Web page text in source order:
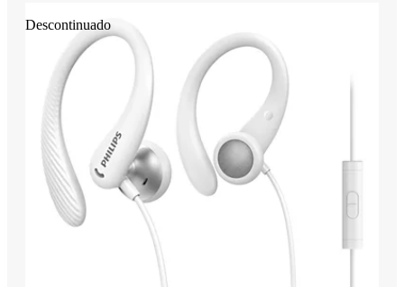
Descontinuado